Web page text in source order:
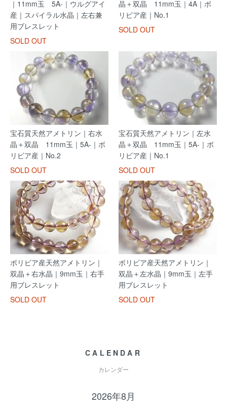
｜11mm玉 5A-｜ウルグアイ
産｜スパイラル水晶｜左右兼
用ブレスレット
SOLD OUT
晶＋双晶 11mm玉｜4A｜ボ
リビア産｜No.1
SOLD OUT
宝石質天然アメトリン｜右水
晶＋双晶 11mm玉｜5A-｜ボ
リビア産｜No.2
SOLD OUT
宝石質天然アメトリン｜左水
晶＋双晶 11mm玉｜5A-｜ボ
リビア産｜No.1
SOLD OUT
ボリビア産天然アメトリン｜
双晶＋右水晶｜9mm玉｜右手
用ブレスレット
SOLD OUT
ボリビア産天然アメトリン｜
双晶＋左水晶｜9mm玉｜左手
用ブレスレット
SOLD OUT
CALENDAR
カレンダー
2026年8月